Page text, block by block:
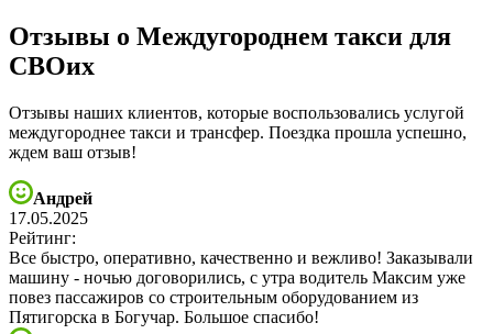
Отзывы о Междугороднем такси для
СВОих
Отзывы наших клиентов, которые воспользовались услугой
междугороднее такси и трансфер. Поездка прошла успешно,
ждем ваш отзыв!
Андрей
17.05.2025
Рейтинг:
Все быстро, оперативно, качественно и вежливо! Заказывали
машину - ночью договорились, с утра водитель Максим уже
повез пассажиров со строительным оборудованием из
Пятигорска в Богучар. Большое спасибо!